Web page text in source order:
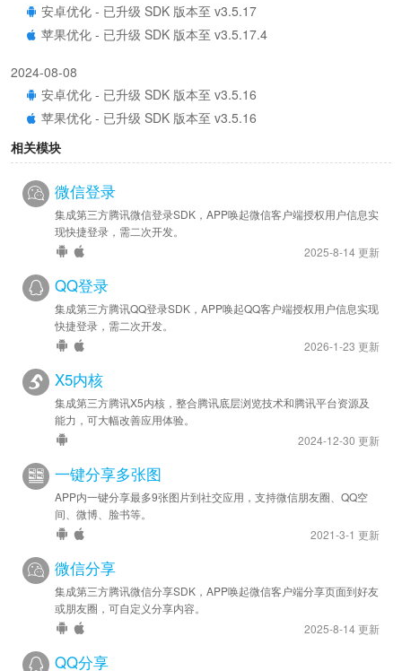
安卓优化 - 已升级 SDK 版本至 v3.5.17
苹果优化 - 已升级 SDK 版本至 v3.5.17.4
2024-08-08
安卓优化 - 已升级 SDK 版本至 v3.5.16
苹果优化 - 已升级 SDK 版本至 v3.5.16
2023-12-07
安卓优化 - 已升级 SDK 版本至 v3.5.14.4
苹果优化 - 已升级 SDK 版本至 v3.5.15
2023-02-27
安卓优化 - 已升级 SDK 版本至 v3.5.14
苹果优化 - 已升级 SDK 版本至 v3.5.14
相关模块
微信登录
集成第三方腾讯微信登录SDK，APP唤起微信客户端授权用户信息实
现快捷登录，需二次开发。
2025-8-14 更新
QQ登录
集成第三方腾讯QQ登录SDK，APP唤起QQ客户端授权用户信息实现
快捷登录，需二次开发。
2026-1-23 更新
X5内核
集成第三方腾讯X5内核，整合腾讯底层浏览技术和腾讯平台资源及
能力，可大幅改善应用体验。
2024-12-30 更新
一键分享多张图
APP内一键分享最多9张图片到社交应用，支持微信朋友圈、QQ空
间、微博、脸书等。
2021-3-1 更新
微信分享
集成第三方腾讯微信分享SDK，APP唤起微信客户端分享页面到好友
或朋友圈，可自定义分享内容。
2025-8-14 更新
QQ分享